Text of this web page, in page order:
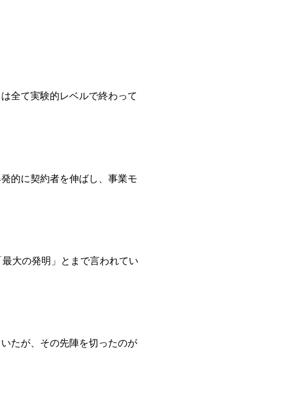
全て実験的レベルで終わって
的に契約者を伸ばし、事業モ
大の発明」とまで言われてい
たが、その先陣を切ったのが